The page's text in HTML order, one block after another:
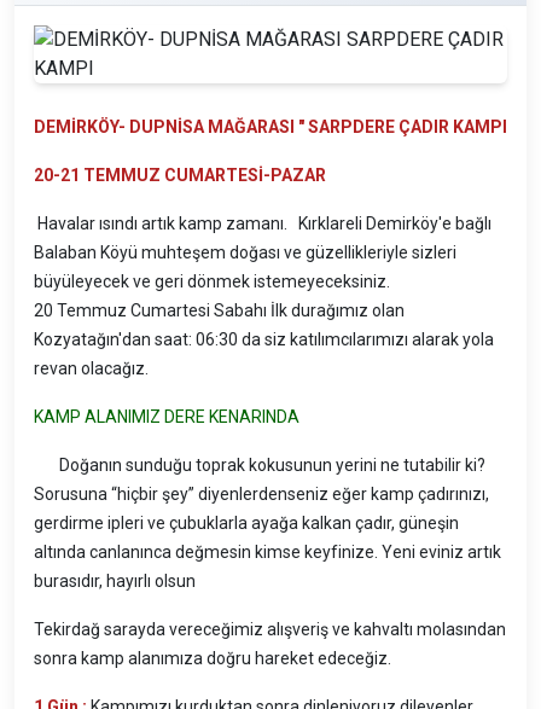
DEMİRKÖY- DUPNİSA MAĞARASI " SARPDERE ÇADIR KAMPI
20-21 TEMMUZ CUMARTESİ-PAZAR
Havalar ısındı artık kamp zamanı. Kırklareli Demirköy'e bağlı
Balaban Köyü muhteşem doğası ve güzellikleriyle sizleri
büyüleyecek ve geri dönmek istemeyeceksiniz.
20 Temmuz Cumartesi Sabahı İlk durağımız olan
Kozyatağın'dan saat: 06:30 da siz katılımcılarımızı alarak yola
revan olacağız.
KAMP ALANIMIZ DERE KENARINDA
Doğanın sunduğu toprak kokusunun yerini ne tutabilir ki?
Sorusuna “hiçbir şey” diyenlerdenseniz eğer kamp çadırınızı,
gerdirme ipleri ve çubuklarla ayağa kalkan çadır, güneşin
altında canlanınca değmesin kimse keyfinize. Yeni eviniz artık
burasıdır, hayırlı olsun
Tekirdağ sarayda vereceğimiz alışveriş ve kahvaltı molasından
sonra kamp alanımıza doğru hareket edeceğiz.